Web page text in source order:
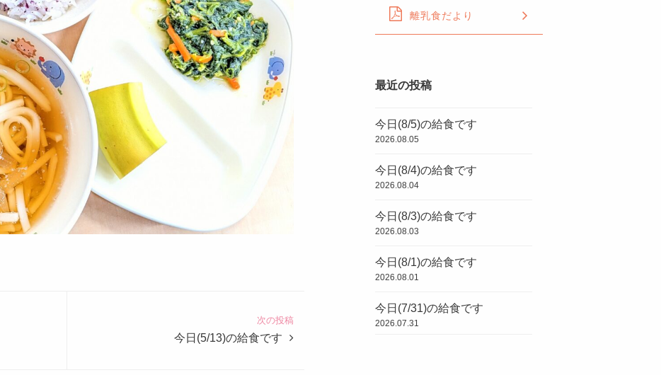
次の投稿
今日(5/13)の給食です
離乳食だより
最近の投稿
今日(8/5)の給食です
2026.08.05
今日(8/4)の給食です
2026.08.04
今日(8/3)の給食です
2026.08.03
今日(8/1)の給食です
2026.08.01
今日(7/31)の給食です
2026.07.31